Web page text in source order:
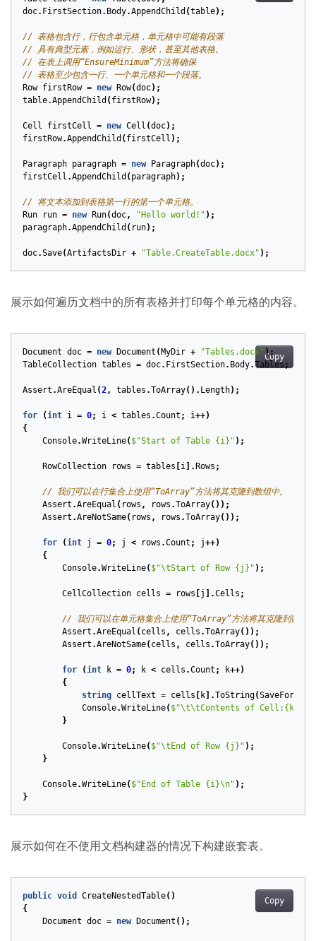
doc. FirstSection. Body.AppendChild (table);
// 表格包含行，行包含单元格，单元格中可能有段落
// 具有典型元素，例如运行、形状，甚至其他表格。
// 在表上调用“EnsureMinimum”方法将确保
// 表格至少包含一行、一个单元格和一个段落。
Row firstRow = new Row(doc);
table.AppendChild ( firstRow);
Cell firstCell = new Cell (doc);
firstRow.AppendChild ( firstCell );
Paragraph paragraph = new Paragraph(doc);
firstCell .AppendChild ( paragraph);
// 将文本添加到表格第一行的第一个单元格。
Run
run = new Run(doc, "Hello world!" );
paragraph.AppendChild ( run);
doc.Save(ArtifactsDir + "Table.CreateTable.docx" );
展示如何遍历文档中的所有表格并打印每个单元格的内容。
Copy
Document doc = new Document ( MyDir + "Tables.docx");
TableCollection tables = doc. FirstSection. Body.Tables ;
Assert .AreEqual (2, tables .ToArray(). Length);
for (int i = 0; i < tables .Count ; i++)
{
Console.WriteLine( $"Start of Table {i}" );
RowCollection rows = tables i ]. Rows ;
// 我们可以在行集合上使用“ToArray”方法将其克隆到数组中。
Assert .AreEqual ( rows , rows .ToArray());
Assert .AreNotSame( rows , rows .ToArray());
for (int j = 0; j < rows .Count ; j++)
{
Console.WriteLine( $"\tStart of Row {j}" );
CellCollection cells = rows j ].Cells ;
// 我们可以在单元格集合上使用“ToArray”方法将其克隆到数组
Assert .AreEqual ( cells , cells .ToArray());
Assert .AreNotSame( cells , cells .ToArray());
for (int k = 0; k < cells .Count ; k++)
{
string cellText = cells k ].ToString(SaveFormat
Console.WriteLine( $"\t\tContents of Cell:{k} =
}
Console.WriteLine( $"\tEnd of Row {j}" );
}
Console.WriteLine( $"End of Table {i}\n" );
}
展示如何在不使用文档构建器的情况下构建嵌套表。
Copy
public void CreateNestedTable()
{
Document doc = new Document ();